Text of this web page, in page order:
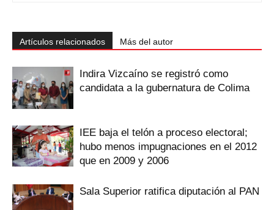
Artículos relacionados Más del autor
Indira Vizcaíno se registró como
candidata a la gubernatura de Colima
IEE baja el telón a proceso electoral;
hubo menos impugnaciones en el 2012
que en 2009 y 2006
Sala Superior ratifica diputación al PAN